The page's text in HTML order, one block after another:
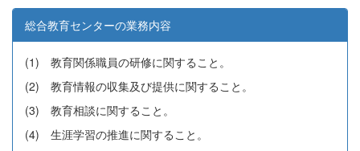
総合教育センターの業務内容
(1) 教育関係職員の研修に関すること。
(2) 教育情報の収集及び提供に関すること。
(3) 教育相談に関すること。
(4) 生涯学習の推進に関すること。